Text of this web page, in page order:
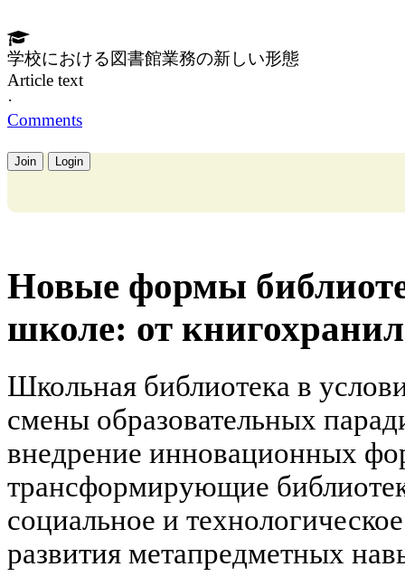
学校における図書館業務の新しい形態
Article text
·
Comments
Join Login
Новые формы
школе: от
Школьная библиотека в
смены образовательных
внедрение инновационных
трансформирующие
социальное и
развития метапредметных